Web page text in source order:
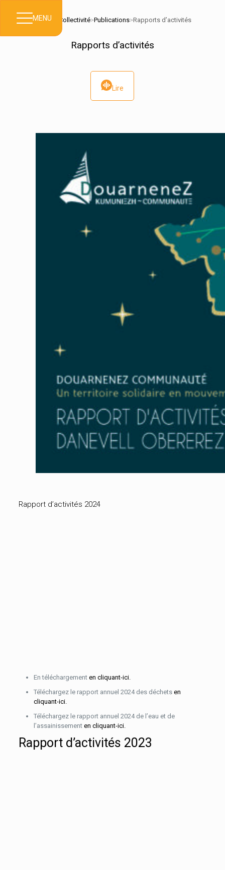
MENU
Accueil Collectivité>Publications>Rapports d’activités
Rapports d’activités
Lire
Rapport d’activités 2024
En téléchargement en cliquant-ici.
Téléchargez le rapport annuel 2024 des déchets en
cliquant-ici.
Téléchargez le rapport annuel 2024 de l’eau et de
l’assainissement en cliquant-ici.
Rapport d’activités 2023